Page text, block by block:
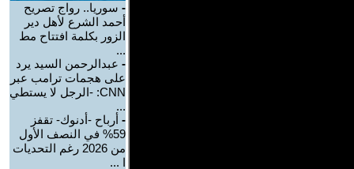
- سوريا.. رواج تصريح
أحمد الشرع لأهل دير
الزور بكلمة افتتاح مط
...
- عبدالرحمن السيد يرد
على هجمات ترامب عبر
CNN: -الرجل لا يستطي
...
- أرباح -أدنوك- تقفز
59% في النصف الأول
من 2026 رغم التحديات
ا ...